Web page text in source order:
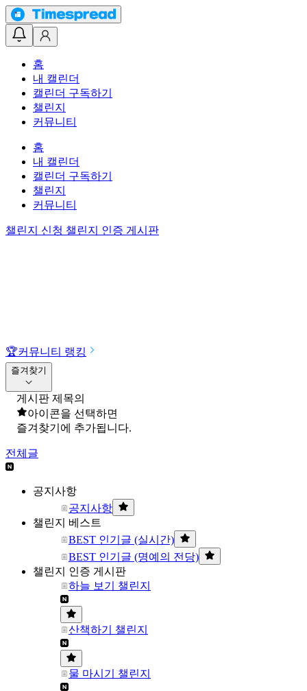
홈
내 캘린더
캘린더 구독하기
챌린지
커뮤니티
홈
내 캘린더
캘린더 구독하기
챌린지
커뮤니티
챌린지 신청 챌린지 인증 게시판
🏆커뮤니티 랭킹
즐겨찾기
게시판 제목의
아이콘을 선택하면
즐겨찾기에 추가됩니다.
전체글
공지사항
공지사항
챌린지 베스트
BEST 인기글 (실시간)
BEST 인기글 (명예의 전당)
챌린지 인증 게시판
하늘 보기 챌린지
산책하기 챌린지
물 마시기 챌린지